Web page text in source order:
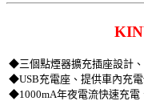
◆三個點煙器擴充插座設計
◆USB充電座、提供車內充
◆1000mA年夜電流快速充電